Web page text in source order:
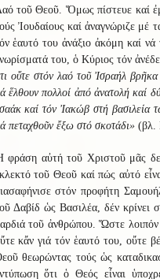
τοῦ Θεοῦ. Ὅμως πίστευε καί
Ἰουδαίους καί ἀναγνώριζε
ἑαυτό του ἀνάξιο ἀκόμη καί
του, ὁ Κύριος τόν
οὔτε στόν λαό τοῦ Ἰσραήλ
ἕλθουν πολλοί ἀπό ἀνατολή καί
καί τόν Ἰακώβ στή βασιλεία
πεταχθοῦν ἔξω στό σκοτάδι»(βλ.
φράση αὐτή τοῦ Χριστοῦ μᾶς
τοῦ Θεοῦ καί πώς αὐτό
στόν προφήτη
Δαβίδ ὡς Βασιλέα, δέν κρίνει
τοῦ ἀνθρώπου. Ὥστε λοιπόν
κἄν γιά τόν ἑαυτό του, οὔτε
θεωρώντας τούς ὡς
ὅτι ὁ Θεός εἶναι